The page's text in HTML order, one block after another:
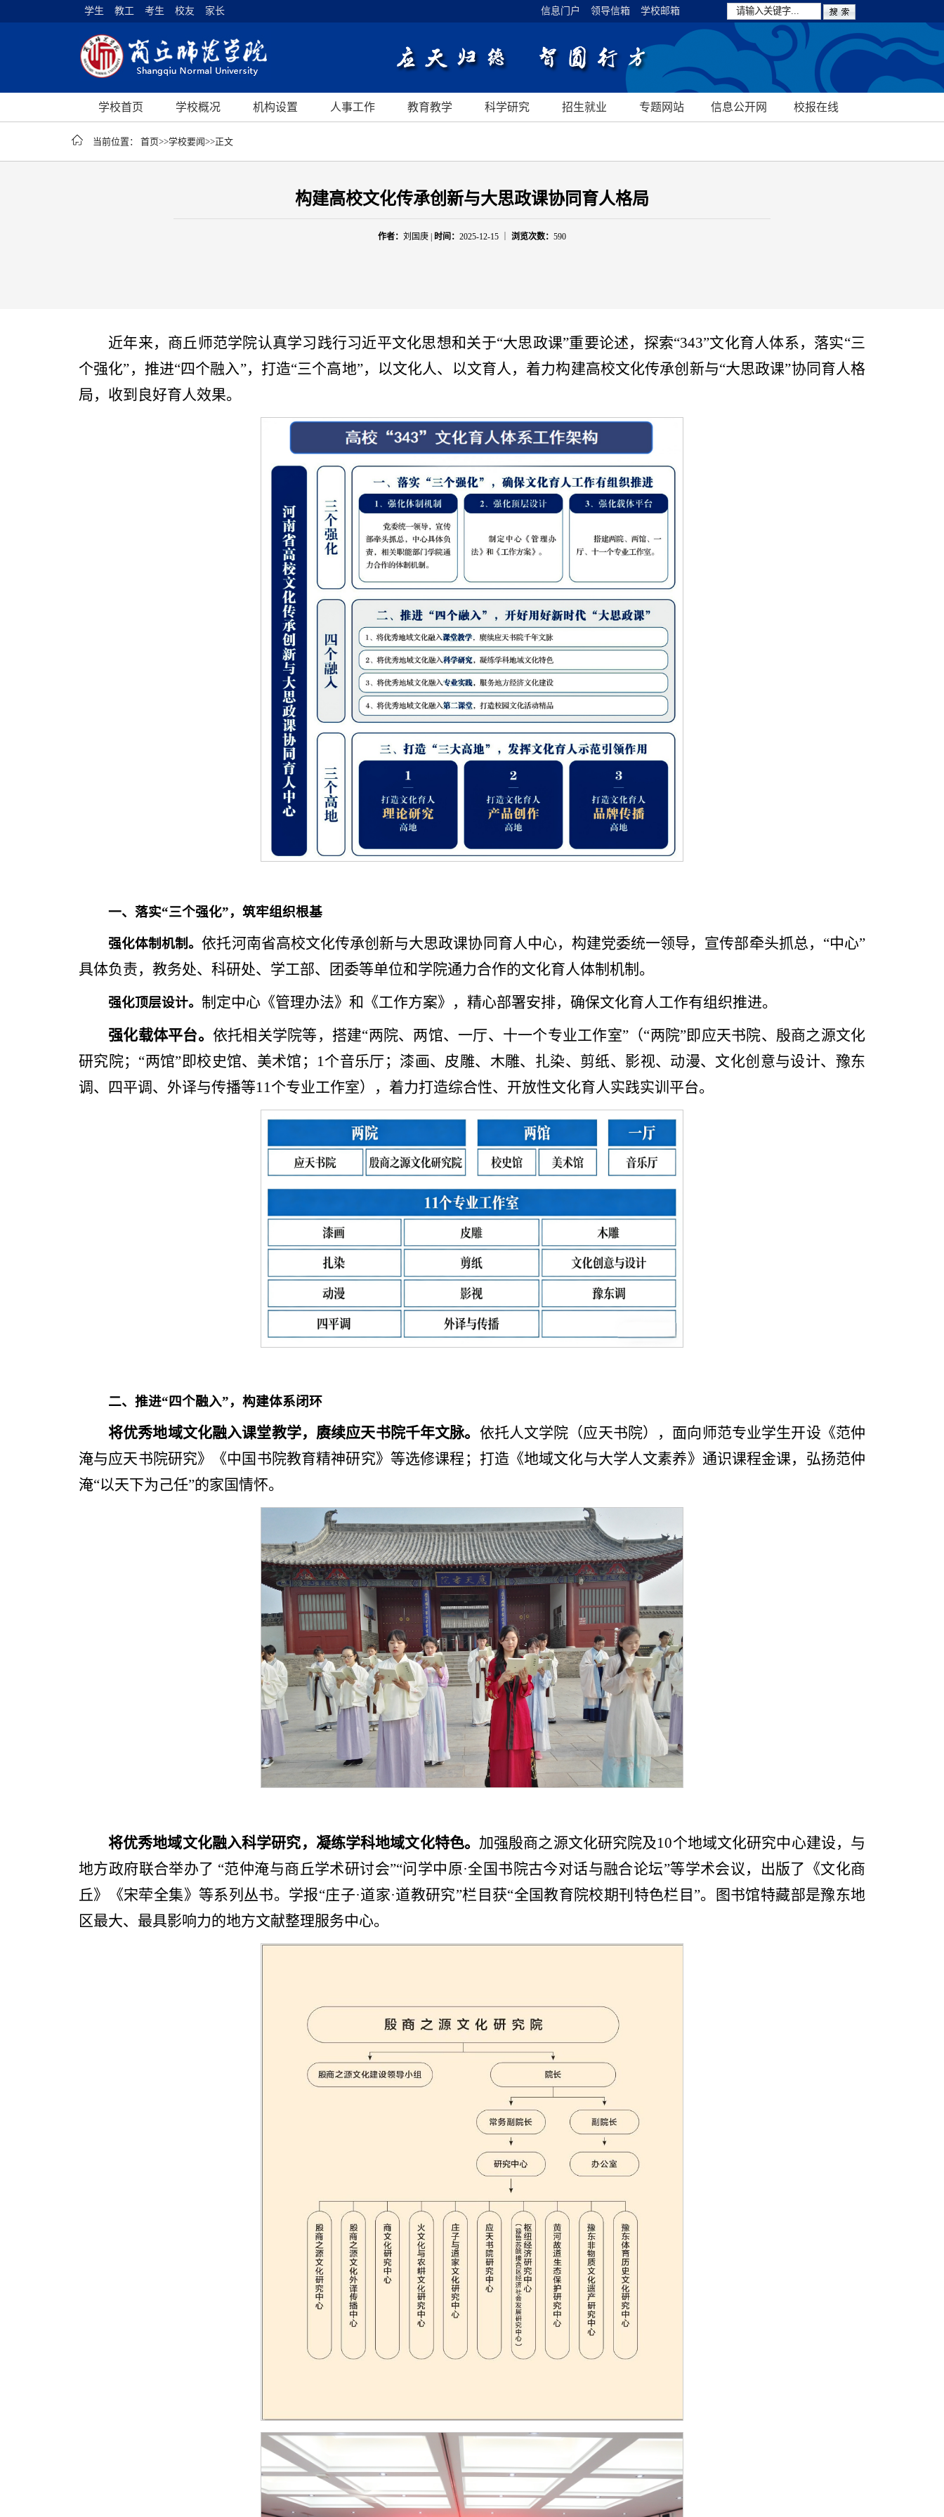
学生 教工 考生 校友 家长 信息门户 领导信箱 学校邮箱
学校首页 学校概况 机构设置 人事工作 教育教学 科学研究 招生就业 专题网站 信息公开网 校报在线
当前位置： 首页>>学校要闻>>正文
构建高校文化传承创新与大思政课协同育人格局
作者： 刘国庚 | 时间： 2025-12-15 ｜ 浏览次数： 590
近年来，商丘师范学院认真学习践行习近平文化思想和关于“大思政课”重要论述，探索“343”文化育人体系，落实“三
个强化”，推进“四个融入”，打造“三个高地”，以文化人、以文育人，着力构建高校文化传承创新与“大思政课”协同育人格
局，收到良好育人效果。
一、 落实“三个强化”，筑牢组织根基
强化体制机制。依托河南省高校文化传承创新与大思政课协同育人中心，构建党委统一领导，宣传部牵头抓总，“中心”
具体负责，教务处、科研处、学工部、团委等单位和学院通力合作的文化育人体制机制。
强化顶层设计。 制定中心《管理办法》和《工作方案》，精心部署安排，确保文化育人工作有组织推进。
强化载体平台。 依托相关学院等，搭建“两院、两馆、一厅、十一个专业工作室”（“两院”即应天书院、殷商之源文化
研究院；“两馆”即校史馆、美术馆；1个音乐厅；漆画、皮雕、木雕、扎染、剪纸、影视、动漫、文化创意与设计、豫东
调、四平调、外译与传播等11个专业工作室），着力打造综合性、开放性文化育人实践实训平台。
二、推进“四个融入”，构建体系闭环
将优秀地域文化融入课堂教学，赓续应天书院千年文脉。 依托人文学院（应天书院），面向师范专业学生开设《范仲
淹与应天书院研究》《中国书院教育精神研究》等选修课程；打造《地域文化与大学人文素养》通识课程金课，弘扬范仲
淹“以天下为己任”的家国情怀。
将优秀地域文化融入科学研究，凝练学科地域文化特色。 加强殷商之源文化研究院及10个地域文化研究中心建设，与
地方政府联合举办了 “范仲淹与商丘学术研讨会”“问学中原·全国书院古今对话与融合论坛”等学术会议，出版了《文化商
丘》《宋荦全集》等系列丛书。学报“庄子·道家·道教研究”栏目获“全国教育院校期刊特色栏目”。图书馆特藏部是豫东地
区最大、最具影响力的地方文献整理服务中心。